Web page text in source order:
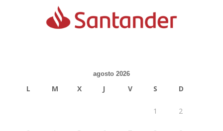
agosto 2026
L M X J V S D
1 2